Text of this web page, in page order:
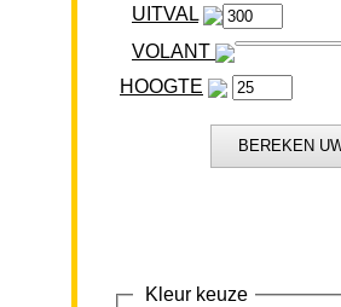
VOLANT
HOOGTE
Kleur keuze